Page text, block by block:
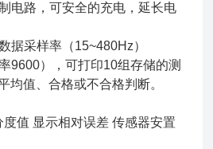
路，可安全的充电，延长电
采样率（15~480Hz）
），可打印10组存储的测
均值、合格或不合格判断。
值 显示相对误差 传感器安置